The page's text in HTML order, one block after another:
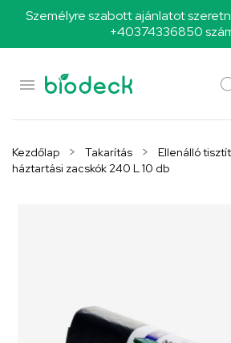
Személyre szabott ajánlatot
+40374336850

Kezdőlap Takarítás Ellenálló
háztartási zacskók 240 L 10 db